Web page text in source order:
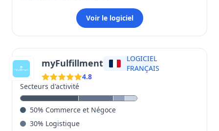
Voir le logiciel
myFulfillment
4.8
LOGICIEL
FRANÇAIS
Secteurs d'activité
50% Commerce et Négoce
30% Logistique